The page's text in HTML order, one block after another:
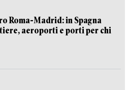
Roma-Madrid: in Spagna
aeroporti e porti per chi